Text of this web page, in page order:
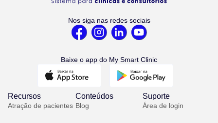
Nos siga nas redes sociais
Baixe o app do My Smart Clinic
Recursos
Atração de pacientes
Conteúdos
Blog
Suporte
Área de login